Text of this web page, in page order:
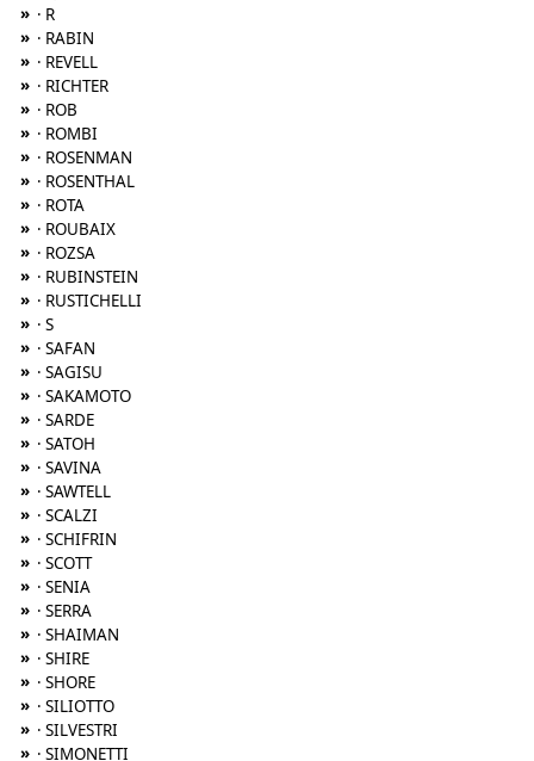
» · R
» · RABIN
» · REVELL
» · RICHTER
» · ROB
» · ROMBI
» · ROSENMAN
» · ROSENTHAL
» · ROTA
» · ROUBAIX
» · ROZSA
» · RUBINSTEIN
» · RUSTICHELLI
» · S
» · SAFAN
» · SAGISU
» · SAKAMOTO
» · SARDE
» · SATOH
» · SAVINA
» · SAWTELL
» · SCALZI
» · SCHIFRIN
» · SCOTT
» · SENIA
» · SERRA
» · SHAIMAN
» · SHIRE
» · SHORE
» · SILIOTTO
» · SILVESTRI
» · SIMONETTI